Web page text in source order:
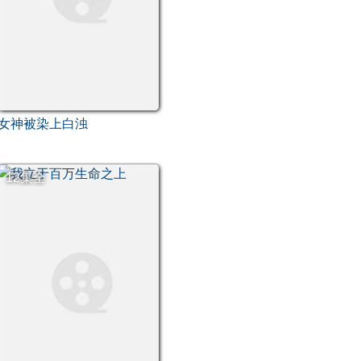
神被染上白浊
12集全